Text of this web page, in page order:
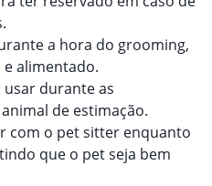
a hora do grooming,
alimentado.
durante as
de estimação.
com o pet sitter enquanto
que o pet seja bem